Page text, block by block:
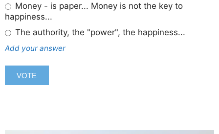
Money - is paper... Money is not the key to
happiness...
The authority, the "power", the happiness...
Add your answer